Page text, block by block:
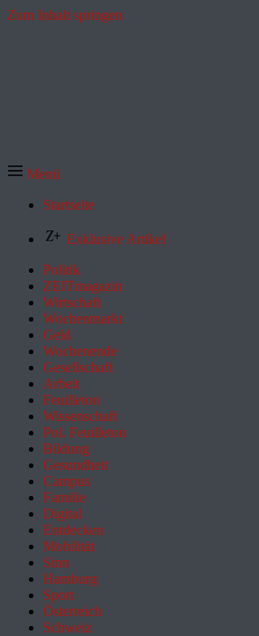
Zum Inhalt springen
Menü
Startseite
Exklusive Artikel
Politik
ZEITmagazin
Wirtschaft
Wochenmarkt
Geld
Wochenende
Gesellschaft
Arbeit
Feuilleton
Wissenschaft
Pol. Feuilleton
Bildung
Gesundheit
Campus
Familie
Digital
Entdecken
Mobilität
Sinn
Hamburg
Sport
Österreich
Schweiz